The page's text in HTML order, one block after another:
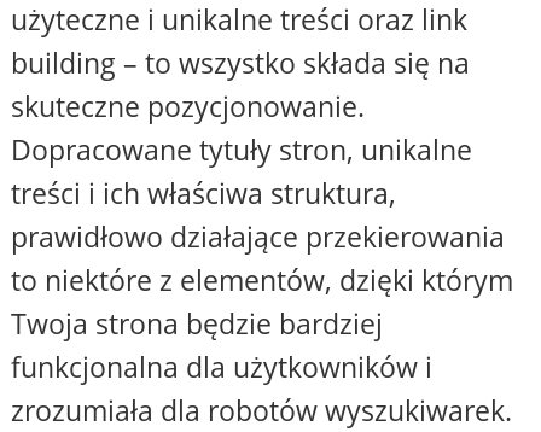
użyteczne i unikalne treści oraz link
building – to wszystko składa się na
skuteczne pozycjonowanie.
Dopracowane tytuły stron, unikalne
treści i ich właściwa struktura,
prawidłowo działające przekierowania
to niektóre z elementów, dzięki którym
Twoja strona będzie bardziej
funkcjonalna dla użytkowników i
zrozumiała dla robotów wyszukiwarek.